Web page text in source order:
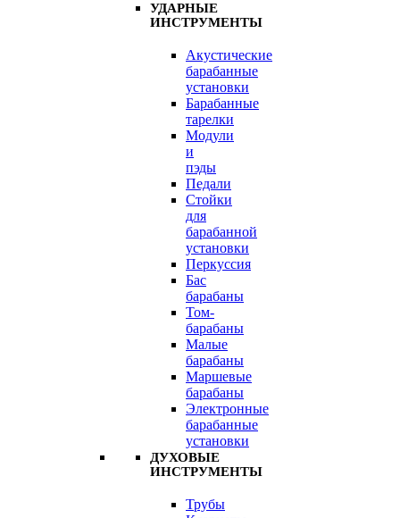
УДАРНЫЕ
ИНСТРУМЕНТЫ
Акустические
барабанные
установки
Барабанные
тарелки
Модули
и
пэды
Педали
Стойки
для
барабанной
установки
Перкуссия
Бас
барабаны
Том-
барабаны
Малые
барабаны
Маршевые
барабаны
Электронные
барабанные
установки
ДУХОВЫЕ
ИНСТРУМЕНТЫ
Трубы